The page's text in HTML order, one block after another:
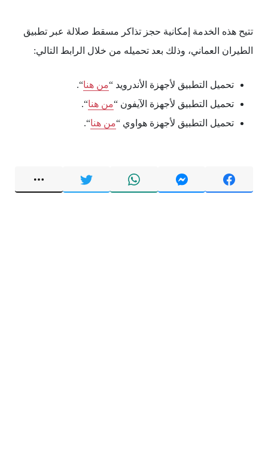
تتيح هذه الخدمة إمكانية حجز تذاكر مسقط صلالة عبر تطبيق
الطيران العماني، وذلك بعد تحميله من خلال الرابط التالي:
تحميل التطبيق لأجهزة الأندرويد “من هنا“.
تحميل التطبيق لأجهزة الآيفون “من هنا“.
تحميل التطبيق لأجهزة هواوي “من هنا“.